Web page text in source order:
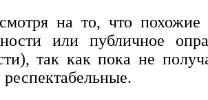
на то, что
или публичное
так как пока не